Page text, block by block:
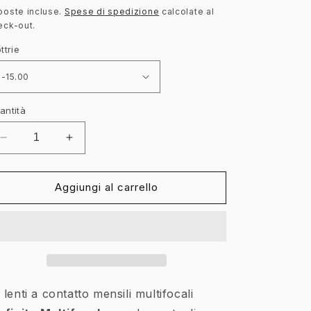
incluse. Spese di spedizione calcolate al
out.
Diminuisci
quantità
per
Multifocal
Aumenta
quantità
per
Biofinity
Multifocal
Aggiungi al carrello
lenti a contatto mensili multifocali